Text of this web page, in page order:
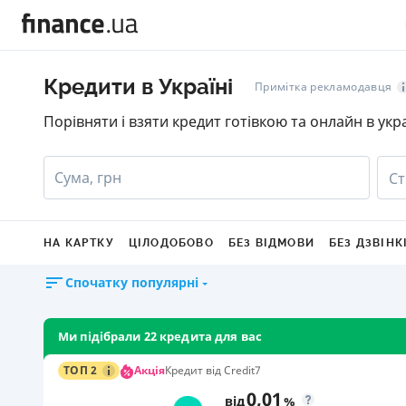
Кредити в Україні Примітка рекламодавця
Порівняти і взяти кредит готівкою та онлайн в
Сума, грн
НА КАРТКУ ЦІЛОДОБОВО БЕЗ ВІДМОВИ БЕЗ
Спочатку популярні
Ми підібрали 22 кредита для вас
ТОП 2 АкціяКредит від Credit7
від0,01 %